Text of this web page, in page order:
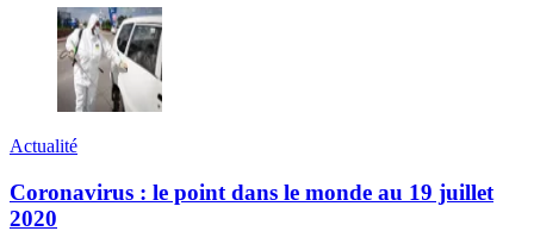
Actualité
Coronavirus : le point dans le monde au 19 juillet
2020